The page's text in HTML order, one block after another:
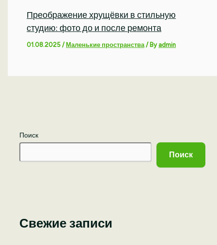
Поиск
Поиск
Свежие записи
Преображение хрущёвки в стильную
студию: фото до и после ремонта
01.08.2025/Маленькие пространства / Byadmin